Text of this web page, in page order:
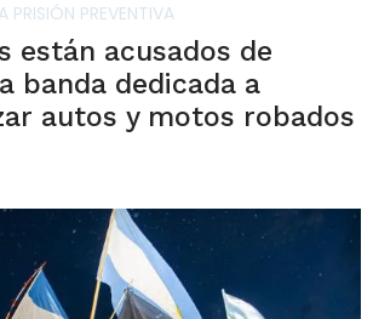
PRISIÓN PREVENTIVA
están acusados de
banda dedicada a
autos y motos robados